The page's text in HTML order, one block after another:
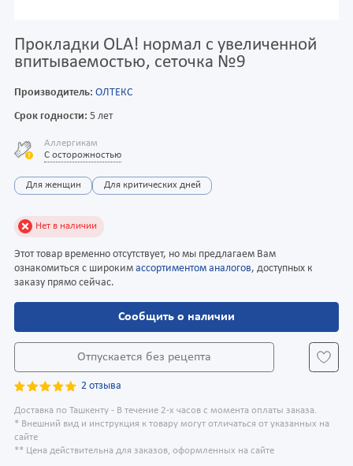
Прокладки OLA! нормал с увеличенной
впитываемостью, сеточка №9
Производитель: ОЛТЕКС
Срок годности: 5 лет
Аллергикам
С осторожностью
Для женщин Для критических дней
Нет в наличии
Этот товар временно отсутствует, но мы предлагаем Вам
ознакомиться с широким ассортиментом аналогов, доступных к
заказу прямо сейчас.
Сообщить о наличии
Отпускается без рецепта
2 отзыва
Доставка по Ташкенту - В течение 2-х часов с момента оплаты заказа.
* Внешний вид и инструкция к товару могут отличаться от указанных на
сайте
** Цена действительна для заказов, оформленных на сайте